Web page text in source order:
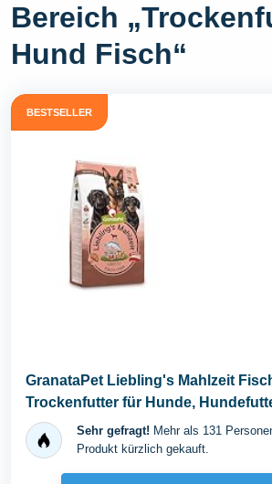
Bereich
Hund Fisch“
BESTSELLER
GranataPet Liebling's Mahlzeit
Trockenfutter für Hunde,
Getreide...Sehr gefragt! Mehr als 131
Produkt kürzlich gekauft.